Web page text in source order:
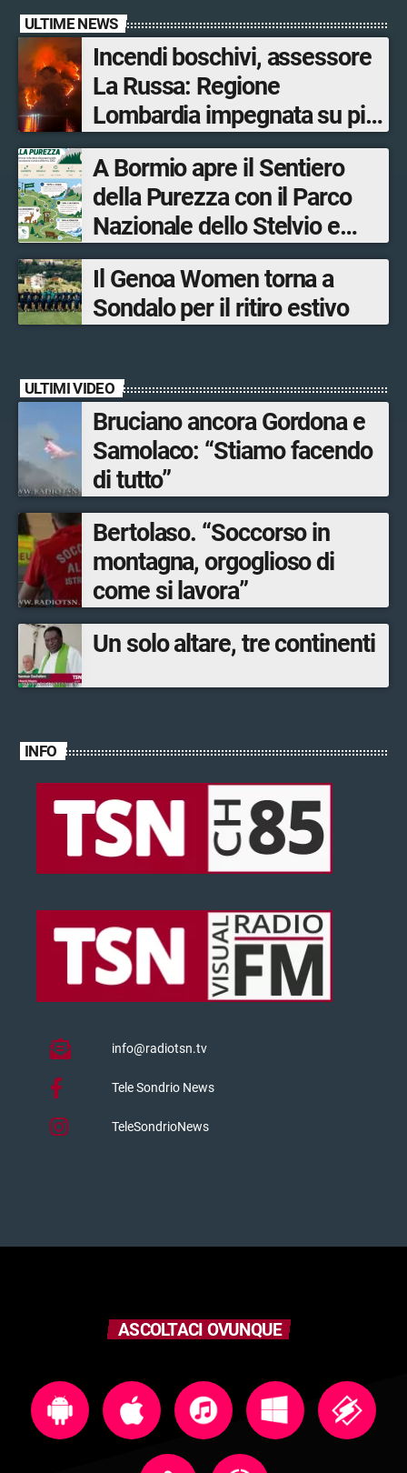
ULTIME NEWS
Incendi boschivi, assessore
La Russa: Regione
Lombardia impegnata su più
fronti, 48 volontari coinvolti
tra le province di Lecco,
Sondrio, Milano e Como
A Bormio apre il Sentiero
della Purezza con il Parco
Nazionale dello Stelvio e
Bormio Tourism
Il Genoa Women torna a
Sondalo per il ritiro estivo
ULTIMI VIDEO
Bruciano ancora Gordona e
Samolaco: “Stiamo facendo
di tutto”
Bertolaso. “Soccorso in
montagna, orgoglioso di
come si lavora”
Un solo altare, tre continenti
INFO
info@radiotsn.tv
Tele Sondrio News
TeleSondrioNews
ASCOLTACI OVUNQUE